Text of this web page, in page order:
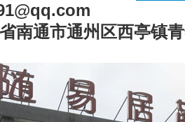
南通市通州区西亭镇